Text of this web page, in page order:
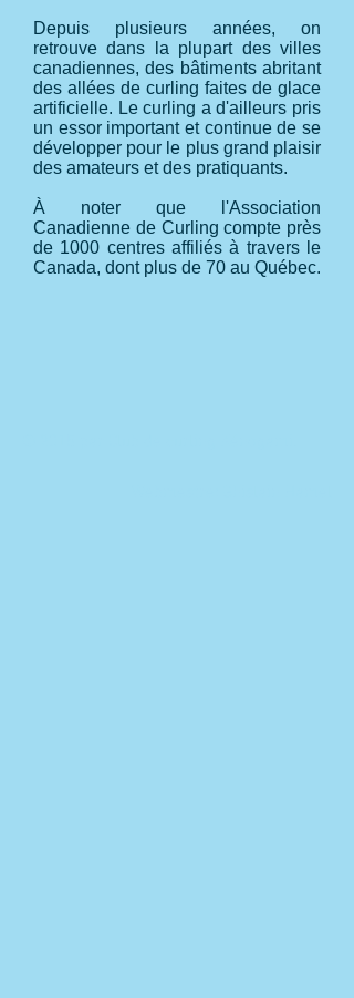
Depuis plusieurs années, on
retrouve dans la plupart des villes
canadiennes, des bâtiments abritant
des allées de curling faites de glace
artificielle. Le curling a d'ailleurs pris
un essor important et continue de se
développer pour le plus grand plaisir
des amateurs et des pratiquants.
À noter que l'Association
Canadienne de Curling compte près
de 1000 centres affiliés à travers le
Canada, dont plus de 70 au Québec.